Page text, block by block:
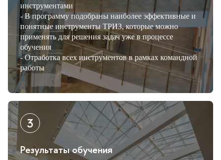
инструментами
- В программу подобраны наиболее эффективные и
понятные инструменты ТРИЗ, которые можно
применять для решения задач уже в процессе
обучения
- Отработка всех инструментов в рамках командной
работы
Результаты обучения